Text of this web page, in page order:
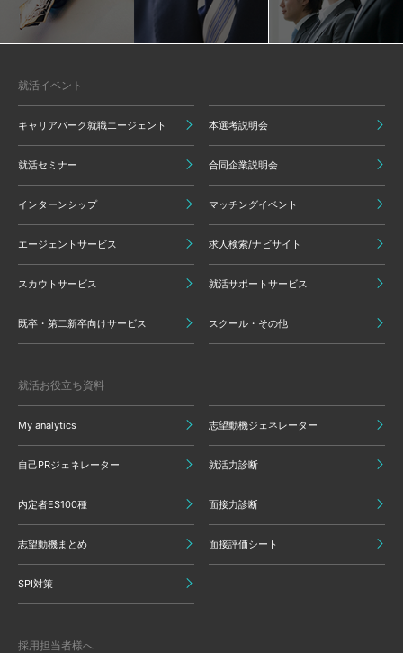
就活イベント
キャリアパーク就職エージェント 本選考説明会
就活セミナー 合同企業説明会
インターンシップ マッチングイベント
エージェントサービス 求人検索/ナビサイト
スカウトサービス 就活サポートサービス
既卒・第二新卒向けサービス スクール・その他
就活お役立ち資料
My analytics 志望動機ジェネレーター
自己PRジェネレーター 就活力診断
内定者ES100種 面接力診断
志望動機まとめ 面接評価シート
SPI対策
採用担当者様へ